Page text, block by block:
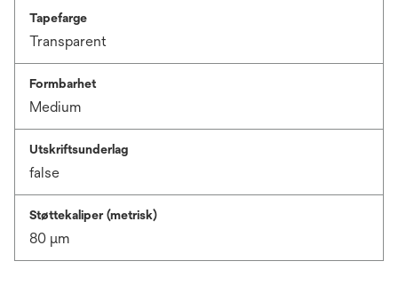
Tapefarge
Transparent
Formbarhet
Medium
Utskriftsunderlag
false
Støttekaliper (metrisk)
80 μm